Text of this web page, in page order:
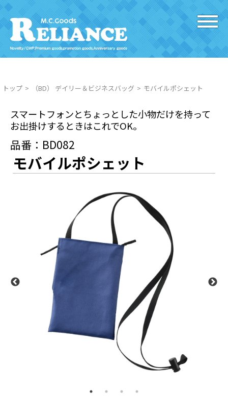
トップ （BD） デイリー＆ビジネスバッグ モバイルポシェット
スマートフォンとちょっとした小物だけを持って
お出掛けするときはこれでOK。
品番：BD082
モバイルポシェット